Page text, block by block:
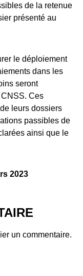
de la retenue
présenté au
le déploiement
dans les
seront
Ces
leurs dossiers
passibles de
ainsi que le
2023
un commentaire.